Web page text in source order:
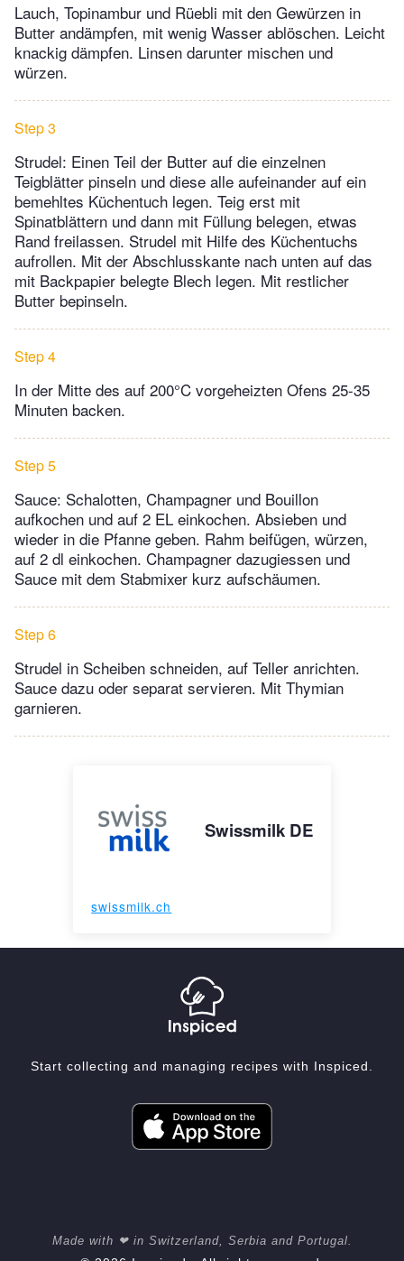
Lauch, Topinambur und Rüebli mit den Gewürzen in
Butter andämpfen, mit wenig Wasser ablöschen. Leicht
knackig dämpfen. Linsen darunter mischen und
würzen.
Step 3
Strudel: Einen Teil der Butter auf die einzelnen
Teigblätter pinseln und diese alle aufeinander auf ein
bemehltes Küchentuch legen. Teig erst mit
Spinatblättern und dann mit Füllung belegen, etwas
Rand freilassen. Strudel mit Hilfe des Küchentuchs
aufrollen. Mit der Abschlusskante nach unten auf das
mit Backpapier belegte Blech legen. Mit restlicher
Butter bepinseln.
Step 4
In der Mitte des auf 200°C vorgeheizten Ofens 25-35
Minuten backen.
Step 5
Sauce: Schalotten, Champagner und Bouillon
aufkochen und auf 2 EL einkochen. Absieben und
wieder in die Pfanne geben. Rahm beifügen, würzen,
auf 2 dl einkochen. Champagner dazugiessen und
Sauce mit dem Stabmixer kurz aufschäumen.
Step 6
Strudel in Scheiben schneiden, auf Teller anrichten.
Sauce dazu oder separat servieren. Mit Thymian
garnieren.
Swissmilk DE
swissmilk.ch
Start collecting and managing recipes with Inspiced.
Made with ❤ in Switzerland, Serbia and Portugal.